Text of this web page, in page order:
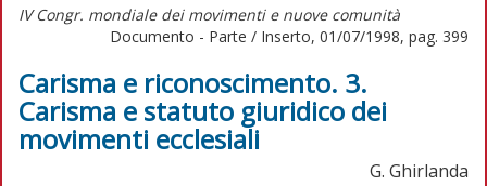
IV Congr. mondiale dei movimenti e nuove comunità
Documento - Parte / Inserto, 01/07/1998, pag. 399
Carisma e riconoscimento. 3.
Carisma e statuto giuridico dei
movimenti ecclesiali
G. Ghirlanda